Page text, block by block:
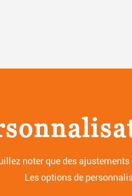
noter que des
Les options de